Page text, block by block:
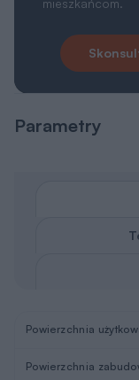
mieszkańcom.
Parametry
Powierzchnia
Powierzchnia